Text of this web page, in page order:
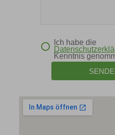
Ich habe die
Kenntnis